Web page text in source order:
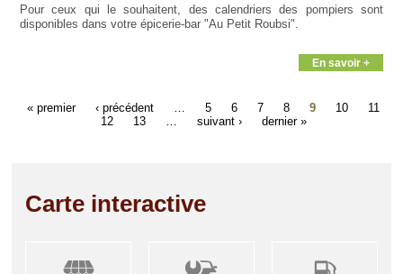
Pour ceux qui le souhaitent, des calendriers des pompiers sont
disponibles dans votre épicerie-bar "Au Petit Roubsi".
En savoir +
« premier ‹ précédent 5 6 7 8 9 10
11
12
13 suivant › dernier »
Carte interactive